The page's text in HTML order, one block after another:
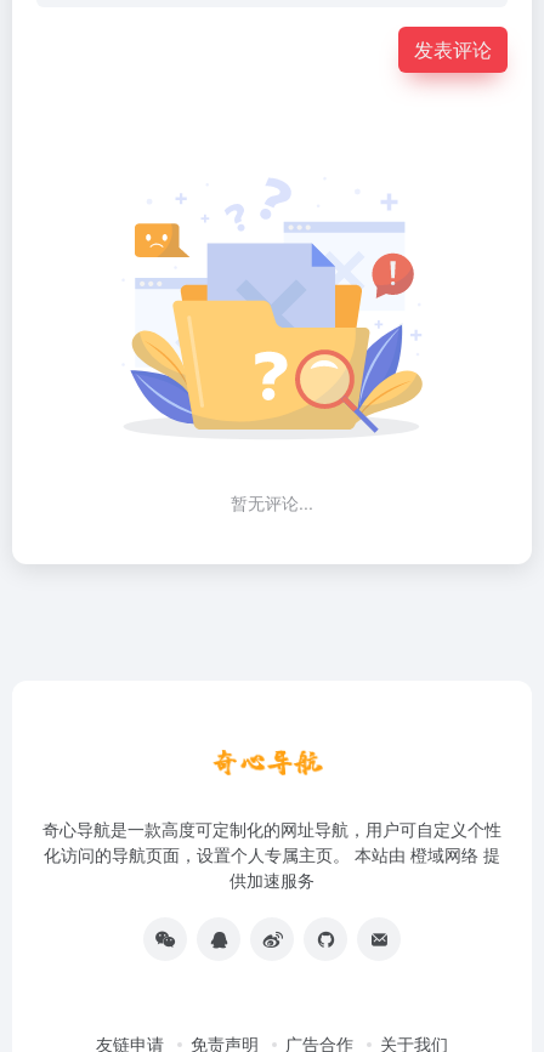
发表评论
暂无评论...
奇心导航是一款高度可定制化的网址导航，用户可自定义个性
化访问的导航页面，设置个人专属主页。 本站由 橙域网络 提
供加速服务
友链申请 免责声明 广告合作 关于我们